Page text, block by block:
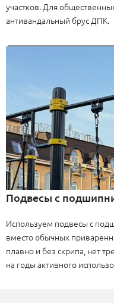
участков. Для
антивандальный брус ДПК.
Подвесы с
Используем подвесы с
вместо обычных
плавно и без скрипа, нет
на годы активного